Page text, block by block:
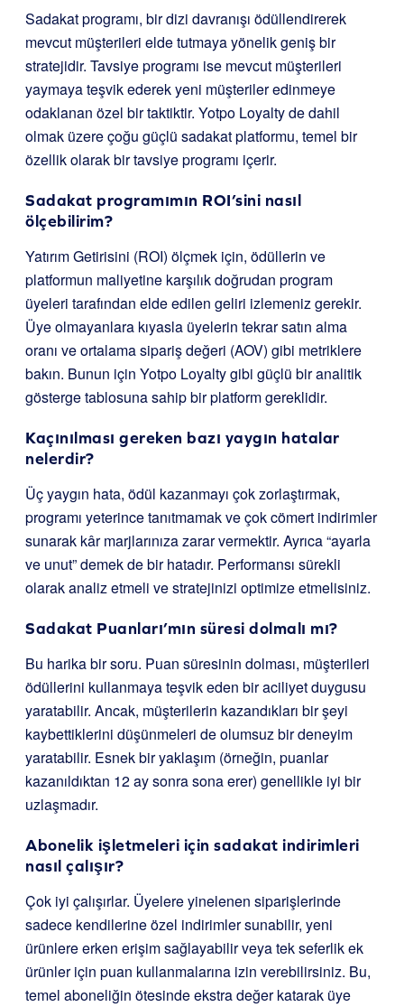
Sadakat programı, bir dizi davranışı ödüllendirerek
mevcut müşterileri elde tutmaya yönelik geniş bir
stratejidir. Tavsiye programı ise mevcut müşterileri
yaymaya teşvik ederek yeni müşteriler edinmeye
odaklanan özel bir taktiktir. Yotpo Loyalty de dahil
olmak üzere çoğu güçlü sadakat platformu, temel bir
özellik olarak bir tavsiye programı içerir.
Sadakat programımın ROI’sini nasıl
ölçebilirim?
Yatırım Getirisini (ROI) ölçmek için, ödüllerin ve
platformun maliyetine karşılık doğrudan program
üyeleri tarafından elde edilen geliri izlemeniz gerekir.
Üye olmayanlara kıyasla üyelerin tekrar satın alma
oranı ve ortalama sipariş değeri (AOV) gibi metriklere
bakın. Bunun için Yotpo Loyalty gibi güçlü bir analitik
gösterge tablosuna sahip bir platform gereklidir.
Kaçınılması gereken bazı yaygın hatalar
nelerdir?
Üç yaygın hata, ödül kazanmayı çok zorlaştırmak,
programı yeterince tanıtmamak ve çok cömert indirimler
sunarak kâr marjlarınıza zarar vermektir. Ayrıca “ayarla
ve unut” demek de bir hatadır. Performansı sürekli
olarak analiz etmeli ve stratejinizi optimize etmelisiniz.
Sadakat Puanları’mın süresi dolmalı mı?
Bu harika bir soru. Puan süresinin dolması, müşterileri
ödüllerini kullanmaya teşvik eden bir aciliyet duygusu
yaratabilir. Ancak, müşterilerin kazandıkları bir şeyi
kaybettiklerini düşünmeleri de olumsuz bir deneyim
yaratabilir. Esnek bir yaklaşım (örneğin, puanlar
kazanıldıktan 12 ay sonra sona erer) genellikle iyi bir
uzlaşmadır.
Abonelik işletmeleri için sadakat indirimleri
nasıl çalışır?
Çok iyi çalışırlar. Üyelere yinelenen siparişlerinde
sadece kendilerine özel indirimler sunabilir, yeni
ürünlere erken erişim sağlayabilir veya tek seferlik ek
ürünler için puan kullanmalarına izin verebilirsiniz. Bu,
temel aboneliğin ötesinde ekstra değer katarak üye